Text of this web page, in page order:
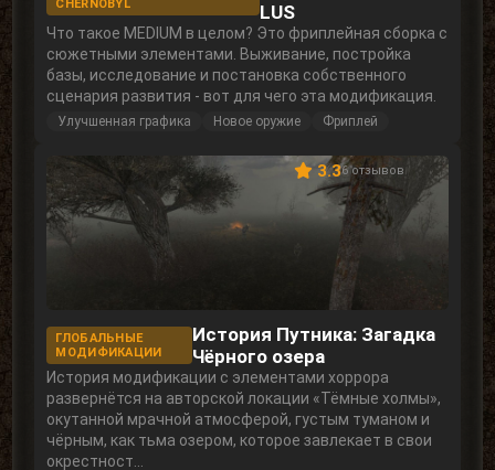
СHERNOBYL
LUS
Что такое MEDIUM в целом? Это фриплейная сборка с
сюжетными элементами. Выживание, постройка
базы, исследование и постановка собственного
сценария развития - вот для чего эта модификация.
Улучшенная графика Новое оружие Фриплей
ГЛОБАЛЬНЫЕ
МОДИФИКАЦИИ
История Путника: Загадка
Чёрного озера
История модификации с элементами хоррора
развернётся на авторской локации «Тёмные холмы»,
окутанной мрачной атмосферой, густым туманом и
чёрным, как тьма озером, которое завлекает в свои
окрестност...
3.36 отзывов